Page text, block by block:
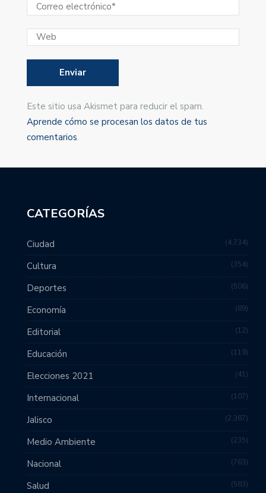
Este sitio usa Akismet para reducir el spam.
Aprende cómo se procesan los datos de tus
comentarios.
CATEGORÍAS
Ciudad 4,734
Cultura 354
Deportes 506
Economía 89
Editorial 12
Educación 119
Elecciones 2021 41
Internacional 107
Jalisco 2,387
Medio Ambiente 235
Nacional 763
Salud 583